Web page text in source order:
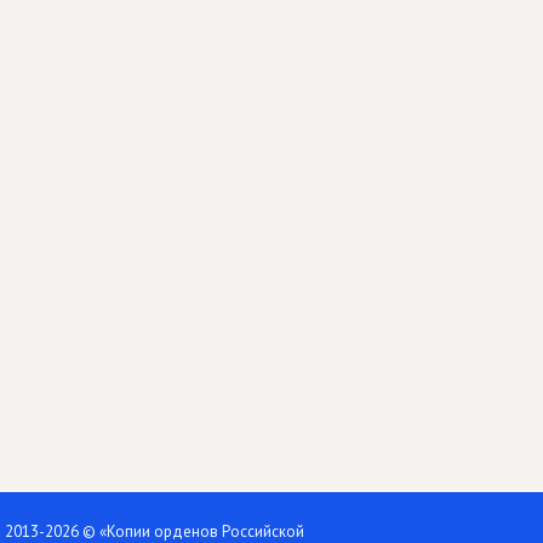
2013-2026 © «Копии орденов Российской